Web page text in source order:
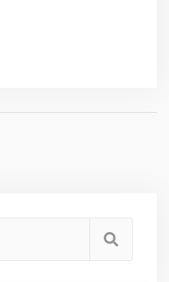
sólida de força. Por
boa opção se o seu
É importante